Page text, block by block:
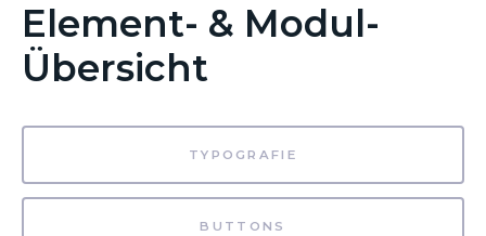
Element- & Modul-
Übersicht
TYPOGRAFIE
BUTTONS